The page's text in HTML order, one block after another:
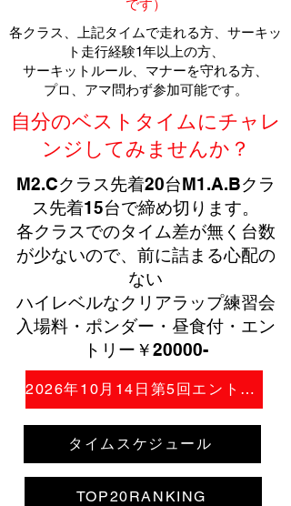
です）
​各クラス、上記タイムで走れる方、サーキッ
ト走行経験1年以上の方、
​サーキットルール、マナーを守れる方、
プロ、アマ問わず参加可能です。
​自分のベストタイムにチャレ
ンジしてみませんか？
M2.Cクラス先着20台M1.A.Bクラ
ス先着15台で締め切ります。
各クラスでのタイム差が無く台数
が少ないので、前に詰まる心配の
ない
​ハイレベルなクリアラップ練習会
​入場料・ポンダー・昼食付・エン
トリー￥20000-
2026年10月14日第5回エントリー
タイムスケジュール
TOP20RANKING